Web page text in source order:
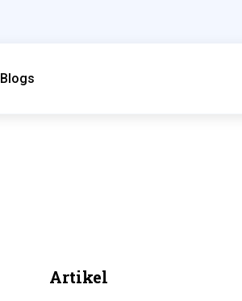
Blogs
Artikel